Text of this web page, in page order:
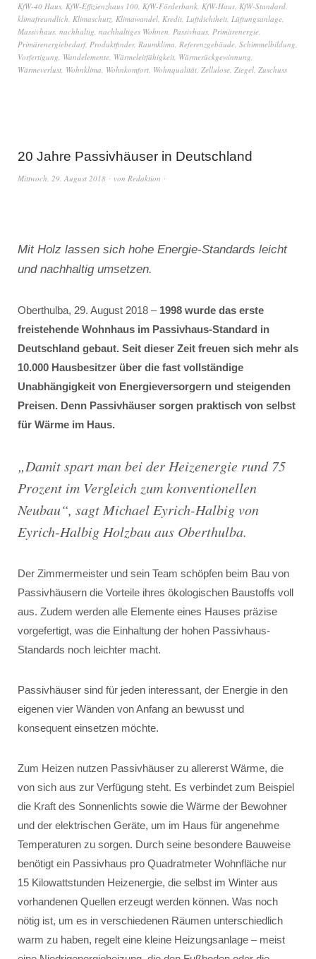
KfW-40 Haus, KfW-Effizienzhaus 100, KfW-Förderbank, KfW-Haus, KfW-Standard,
klimafreundlich, Klimaschutz, Klimawandel, Kredit, Luftdichtheit, Lüftungsanlage,
Massivhaus, nachhaltig, nachhaltiges Wohnen, Passivhaus, Primärenergie,
Primärenergiebedarf, Produktfinder, Raumklima, Referenzgebäude, Schimmelbildung,
Vorfertigung, Wandelemente, Wärmeleitfähigkeit, Wärmerückgewinnung,
Wärmeverlust, Wohnklima, Wohnkomfort, Wohnqualität, Zellulose, Ziegel, Zuschuss
20 Jahre Passivhäuser in Deutschland
Mittwoch, 29. August 2018 von Redaktion
Mit Holz lassen sich hohe Energie-Standards leicht
und nachhaltig umsetzen.
Oberthulba, 29. August 2018 – 1998 wurde das erste
freistehende Wohnhaus im Passivhaus-Standard in
Deutschland gebaut. Seit dieser Zeit freuen sich mehr als
10.000 Hausbesitzer über die fast vollständige
Unabhängigkeit von Energieversorgern und steigenden
Preisen. Denn Passivhäuser sorgen praktisch von selbst
für Wärme im Haus.
„Damit spart man bei der Heizenergie rund 75
Prozent im Vergleich zum konventionellen
Neubau“, sagt Michael Eyrich-Halbig von
Eyrich-Halbig Holzbau aus Oberthulba.
Der Zimmermeister und sein Team schöpfen beim Bau von
Passivhäusern die Vorteile ihres ökologischen Baustoffs voll
aus. Zudem werden alle Elemente eines Hauses präzise
vorgefertigt, was die Einhaltung der hohen Passivhaus-
Standards noch leichter macht.
Passivhäuser sind für jeden interessant, der Energie in den
eigenen vier Wänden von Anfang an bewusst und
konsequent einsetzen möchte.
Zum Heizen nutzen Passivhäuser zu allererst Wärme, die
von sich aus zur Verfügung steht. Es verbindet zum Beispiel
die Kraft des Sonnenlichts sowie die Wärme der Bewohner
und der elektrischen Geräte, um im Haus für angenehme
Temperaturen zu sorgen. Durch seine besondere Bauweise
benötigt ein Passivhaus pro Quadratmeter Wohnfläche nur
15 Kilowattstunden Heizenergie, die selbst im Winter aus
vorhandenen Quellen erzeugt werden können. Was noch
nötig ist, um es in verschiedenen Räumen unterschiedlich
warm zu haben, regelt eine kleine Heizungsanlage – meist